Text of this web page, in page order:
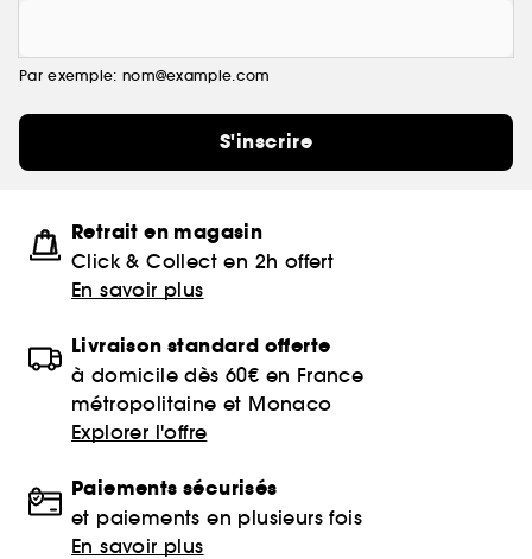
Par exemple: nom@example.com
S'inscrire
Retrait en magasin
Click & Collect en 2h offert
En savoir plus
Livraison standard offerte
à domicile dès 60€ en France
métropolitaine et Monaco
Explorer l'offre
Paiements sécurisés
et paiements en plusieurs fois
En savoir plus